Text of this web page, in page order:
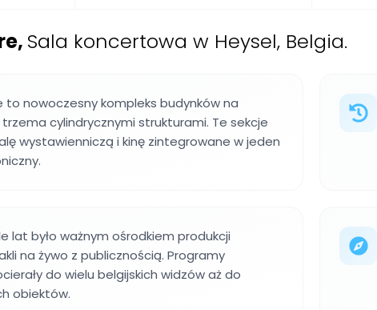
, Sala koncertowa w Heysel, Belgia.
to nowoczesny kompleks budynków na
trzema cylindrycznymi strukturami. Te sekcje
wystawienniczą i kinę zintegrowane w jeden
lat było ważnym ośrodkiem produkcji
na żywo z publicznością. Programy
do wielu belgijskich widzów aż do
obiektów.